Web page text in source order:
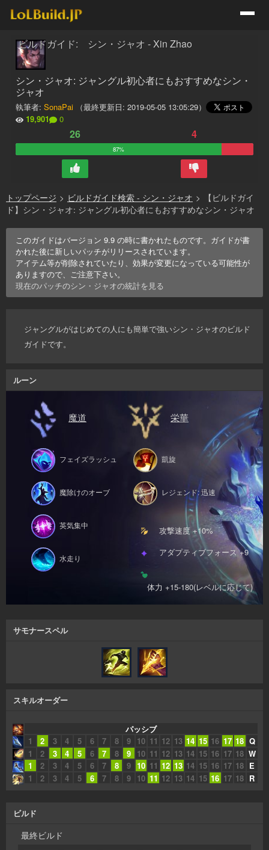
ビルドガイド: シン・ジャオ - Xin Zhao
シン・ジャオ: ジャングル初心者にもおすすめなシン・
ジャオ
執筆者: SonaPai （最終更新日: 2019-05-05 13:05:29）
19,901
0
26 4
87%
トップページ > ビルドガイド検索 - シン・ジャオ >
【ビルドガイ
ド】シン・ジャオ: ジャングル初心者にもおすすめなシン・ジャオ
このガイドはバージョン9.9 の時に書かれたものです。ガイドが書
かれた後に新しいパッチがリリースされています。
アイテム等が削除されていたり、効果が変更になっている可能性が
ありますので、ご注意下さい。
現在のパッチのシン・ジャオの統計を見る
ジャングルがはじめての人にも簡単で強いシン・ジャオのビルド
ガイドです。
ルーン
魔道
フェイズラッシュ
魔除けのオーブ
英気集中
水走り
栄華
凱旋
レジェンド: 迅速
攻撃速度 +10%
アダプティブフォース +9
体力 +15-180(レベルに応じて)
サモナースペル
スキルオーダー
パッシブ
1
2 3 4 5 6 7 8 9 10 11 12 13 14 15 16 17 18 Q
1
2 3 4 5 6 7 8 9 10 11 12 13 14 15 16 17 18 W
1
2 3 4 5 6 7 8 9 10 11 12 13 14 15 16 17 18 E
1
2 3 4 5 6 7 8 9 10 11 12 13 14 15 16 17 18 R
ビルド
最終ビルド